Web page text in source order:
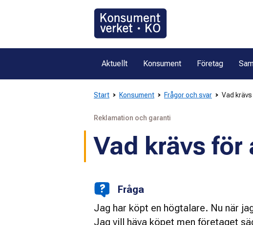
Aktuellt Konsument Företag
Start Konsument Frågor och svar Vad
Reklamation och garanti
Vad krävs för
Fråga
Jag har köpt en högtalare. Nu när
Jag vill häva köpet men företaget